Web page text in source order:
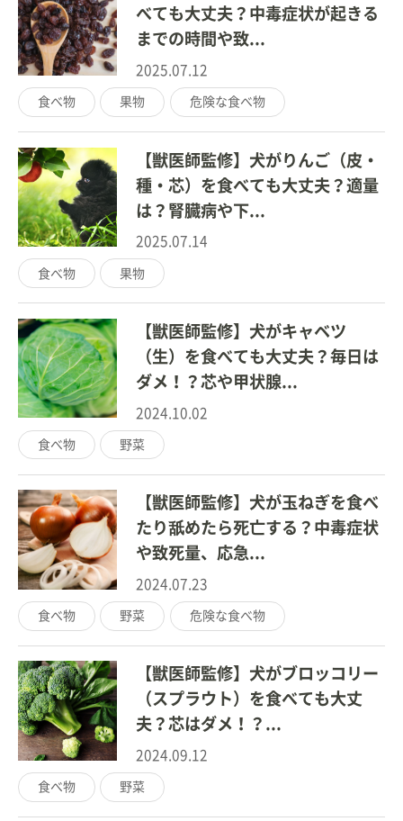
べても大丈夫？中毒症状が起きる
までの時間や致...
2025.07.12
食べ物 果物 危険な食べ物
【獣医師監修】犬がりんご（皮・
種・芯）を食べても大丈夫？適量
は？腎臓病や下...
2025.07.14
食べ物 果物
【獣医師監修】犬がキャベツ
（生）を食べても大丈夫？毎日は
ダメ！？芯や甲状腺...
2024.10.02
食べ物 野菜
【獣医師監修】犬が玉ねぎを食べ
たり舐めたら死亡する？中毒症状
や致死量、応急...
2024.07.23
食べ物 野菜 危険な食べ物
【獣医師監修】犬がブロッコリー
（スプラウト）を食べても大丈
夫？芯はダメ！？...
2024.09.12
食べ物 野菜